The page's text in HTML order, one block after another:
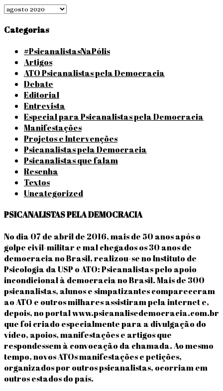
Arquivos
Categorias
#PsicanalistasNaPólis
Artigos
ATO Psicanalistas pela Democracia
Debate
Editorial
Entrevista
Especial para Psicanalistas pela Democracia
Manifestações
Projetos e Intervenções
Psicanalistas pela Democracia
Psicanalistas que falam
Resenha
Textos
Uncategorized
PSICANALISTAS PELA DEMOCRACIA
No dia 07 de abril de 2016, mais de 50 anos após o
golpe civil-militar e mal chegados os 30 anos de
democracia no Brasil, realizou-se no Instituto de
Psicologia da USP o ATO: Psicanalistas pelo apoio
incondicional à democracia no Brasil. Mais de 300
psicanalistas, alunos e simpatizantes compareceram
ao ATO e outros milhares assistiram pela internet e,
depois, no portal www.psicanalisedemocracia.com.br
que foi criado especialmente para a divulgação do
vídeo, apoios, manifestações e artigos que
respondessem à convocação da chamada. Ao mesmo
tempo, novos ATOs manifestações e petições,
organizados por outros psicanalistas, ocorriam em
outros estados do país.